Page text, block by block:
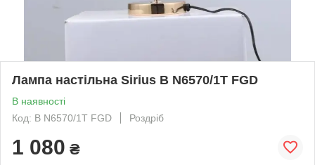
Лампа настільна Sirius B N6570/1T FGD
В наявності
Код: B N6570/1T FGD
Роздріб
1 080 ₴